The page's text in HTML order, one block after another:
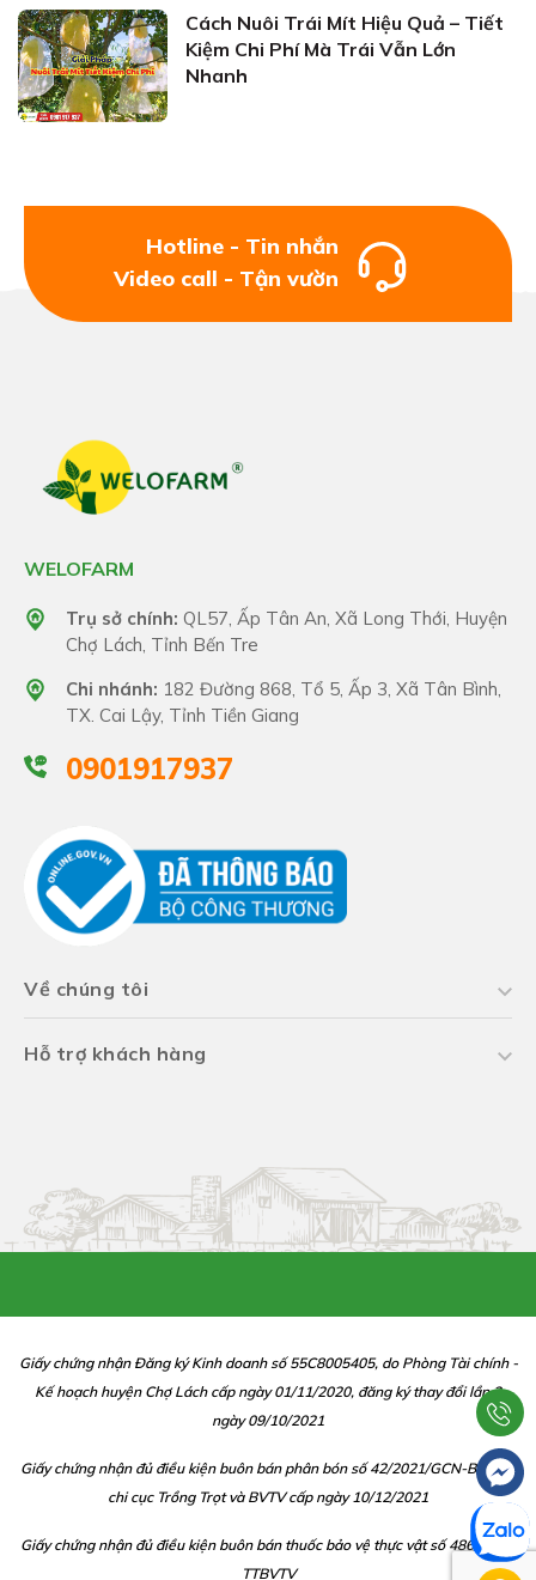
Cách Nuôi Trái Mít Hiệu Quả – Tiết
Kiệm Chi Phí Mà Trái Vẫn Lớn
Nhanh
Hotline - Tin nhắn
Video call - Tận vườn
WELOFARM
Trụ sở chính: QL57, Ấp Tân An, Xã Long Thới, Huyện
Chợ Lách, Tỉnh Bến Tre
Chi nhánh: 182 Đường 868, Tổ 5, Ấp 3, Xã Tân Bình,
TX. Cai Lậy, Tỉnh Tiền Giang
0901917937
Về chúng tôi
Hỗ trợ khách hàng
Giấy chứng nhận Đăng ký Kinh doanh số 55C8005405, do Phòng Tài chính -
Kế hoạch huyện Chợ Lách cấp ngày 01/11/2020, đăng ký thay đổi lần 2
ngày 09/10/2021
Giấy chứng nhận đủ điều kiện buôn bán phân bón số 42/2021/GCN-BBP do
chi cục Trồng Trọt và BVTV cấp ngày 10/12/2021
Giấy chứng nhận đủ điều kiện buôn bán thuốc bảo vệ thực vật số 486/CGN-
TTBVTV